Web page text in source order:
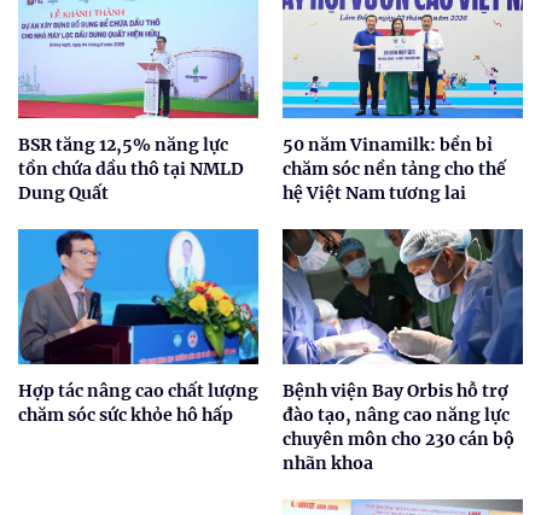
BSR tăng 12,5% năng lực
tồn chứa dầu thô tại NMLD
Dung Quất
50 năm Vinamilk: bền bỉ
chăm sóc nền tảng cho thế
hệ Việt Nam tương lai
Hợp tác nâng cao chất lượng
chăm sóc sức khỏe hô hấp
Bệnh viện Bay Orbis hỗ trợ
đào tạo, nâng cao năng lực
chuyên môn cho 230 cán bộ
nhãn khoa